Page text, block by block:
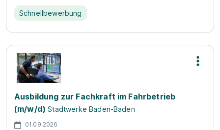
Schnellbewerbung
Ausbildung zur Fachkraft im Fahrbetrieb
(m/w/d) Stadtwerke Baden-Baden
01.09.2026